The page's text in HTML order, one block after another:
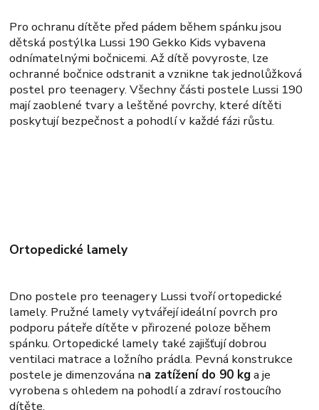
Pro ochranu dítěte před pádem během spánku jsou
dětská postýlka Lussi 190 Gekko Kids vybavena
odnímatelnými bočnicemi. Až dítě povyroste, lze
ochranné bočnice odstranit a vznikne tak jednolůžková
postel pro teenagery. Všechny části postele Lussi 190
mají zaoblené tvary a leštěné povrchy, které dítěti
poskytují bezpečnost a pohodlí v každé fázi růstu.
Ortopedické lamely
Dno postele pro teenagery Lussi tvoří ortopedické
lamely. Pružné lamely vytvářejí ideální povrch pro
podporu páteře dítěte v přirozené poloze během
spánku. Ortopedické lamely také zajišťují dobrou
ventilaci matrace a ložního prádla. Pevná konstrukce
postele je dimenzována na zatížení do 90 kga je
vyrobena s ohledem na pohodlí a zdraví rostoucího
dítěte.